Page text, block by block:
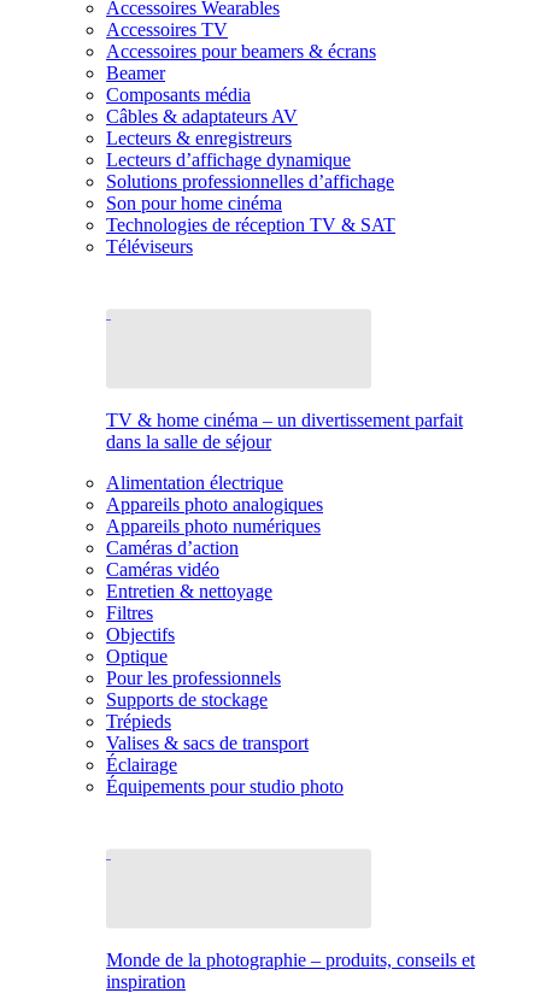
Accessoires Wearables
Accessoires TV
Accessoires pour beamers & écrans
Beamer
Composants média
Câbles & adaptateurs AV
Lecteurs & enregistreurs
Lecteurs d’affichage dynamique
Solutions professionnelles d’affichage
Son pour home cinéma
Technologies de réception TV & SAT
Téléviseurs
TV & home cinéma – un divertissement parfait
dans la salle de séjour
Alimentation électrique
Appareils photo analogiques
Appareils photo numériques
Caméras d’action
Caméras vidéo
Entretien & nettoyage
Filtres
Objectifs
Optique
Pour les professionnels
Supports de stockage
Trépieds
Valises & sacs de transport
Éclairage
Équipements pour studio photo
Monde de la photographie – produits, conseils et
inspiration